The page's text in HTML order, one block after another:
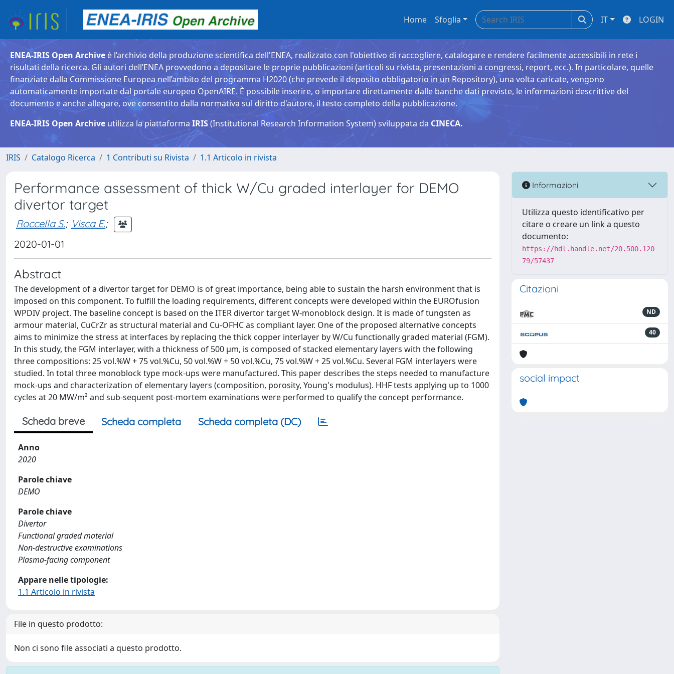
Home Sfoglia IT LOGIN
ENEA-IRIS Open Archive è l’archivio della produzione scientifica dell'ENEA, realizzato con l'obiettivo di raccogliere, catalogare e rendere facilmente accessibili in rete i
risultati della ricerca. Gli autori dell’ENEA provvedono a depositare le proprie pubblicazioni (articoli su rivista, presentazioni a congressi, report, ecc.). In particolare, quelle
finanziate dalla Commissione Europea nell’ambito del programma H2020 (che prevede il deposito obbligatorio in un Repository), una volta caricate, vengono
automaticamente importate dal portale europeo OpenAIRE. È possibile inserire, o importare direttamente dalle banche dati previste, le informazioni descrittive del
documento e anche allegare, ove consentito dalla normativa sul diritto d'autore, il testo completo della pubblicazione.
ENEA-IRIS Open Archive utilizza la piattaforma IRIS(Institutional Research Information System) sviluppata da CINECA.
IRIS Catalogo Ricerca 1 Contributi su Rivista 1.1 Articolo in rivista
Performance assessment of thick W/Cu graded interlayer for DEMO
divertor target
Roccella S.; Visca E.;
2020-01-01
Abstract
The development of a divertor target for DEMO is of great importance, being able to sustain the harsh environment that is
imposed on this component. To fulfill the loading requirements, different concepts were developed within the EUROfusion
WPDIV project. The baseline concept is based on the ITER divertor target W-monoblock design. It is made of tungsten as
armour material, CuCrZr as structural material and Cu-OFHC as compliant layer. One of the proposed alternative concepts
aims to minimize the stress at interfaces by replacing the thick copper interlayer by W/Cu functionally graded material (FGM).
In this study, the FGM interlayer, with a thickness of 500 μm, is composed of stacked elementary layers with the following
three compositions: 25 vol.%W + 75 vol.%Cu, 50 vol.%W + 50 vol.%Cu, 75 vol.%W + 25 vol.%Cu. Several FGM interlayers were
studied. In total three monoblock type mock-ups were manufactured. This paper describes the steps needed to manufacture
mock-ups and characterization of elementary layers (composition, porosity, Young's modulus). HHF tests applying up to 1000
cycles at 20 MW/m² and sub-sequent post-mortem examinations were performed to qualify the concept performance.
Scheda breve Scheda completa Scheda completa (DC)
Anno
2020
Parole chiave
DEMO
Parole chiave
Divertor
Functional graded material
Non-destructive examinations
Plasma-facing component
Appare nelle tipologie:
1.1 Articolo in rivista
File in questo prodotto:
Non ci sono file associati a questo prodotto.
Informazioni
Utilizza questo identificativo per
citare o creare un link a questo
documento:
https://hdl.handle.net/20.500.120
79/57437
Citazioni
ND
40
social impact